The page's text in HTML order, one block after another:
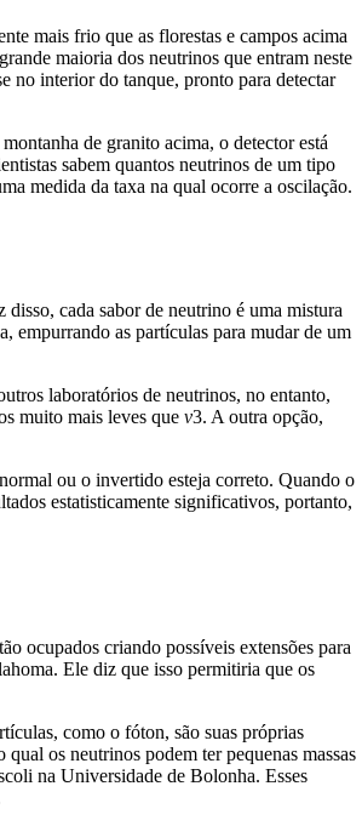
mais frio que as florestas e campos acima
maioria dos neutrinos que entram neste
no interior do tanque, pronto para detectar
de granito acima, o detector está
sabem quantos neutrinos de um tipo
medida da taxa na qual ocorre a oscilação.
cada sabor de neutrino é uma mistura
empurrando as partículas para mudar de um
laboratórios de neutrinos, no entanto,
muito mais leves que v3. A outra opção,
ou o invertido esteja correto. Quando o
estatisticamente significativos, portanto,
ocupados criando possíveis extensões para
Ele diz que isso permitiria que os
como o fóton, são suas próprias
os neutrinos podem ter pequenas massas
na Universidade de Bolonha. Esses